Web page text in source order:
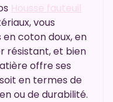
Housse fauteuil
vous
coton doux, en
résistant, et bien
offre ses
en termes de
ou de durabilité.